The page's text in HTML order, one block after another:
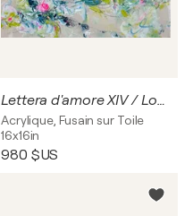
Lettera d'amore XIV / Love letter no. 14
Acrylique, Fusain sur Toile
16x16in
980 $US